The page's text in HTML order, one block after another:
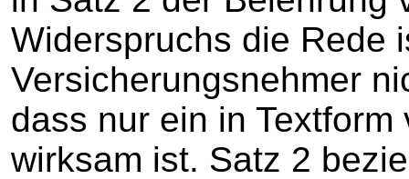
Widerspruchs die Rede
Versicherungsnehmer
dass nur ein in
wirksam ist. Satz 2